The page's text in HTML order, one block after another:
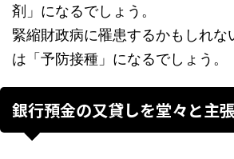
剤」になるでしょう。
緊縮財政病に罹患するかもしれな
は「予防接種」になるでしょう。
銀行預金の又貸しを堂々と主